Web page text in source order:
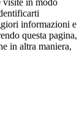
informazioni e
questa pagina,
in altra maniera,